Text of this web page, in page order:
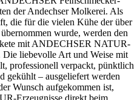
der Andechser Molkerei. Als
die für die vielen Kühe der über
wurde, werden den
mit ANDECHSER NATUR-
Die liebevolle Art und Weise mit
professionell verpackt, pünktlich
gekühlt – ausgeliefert werden
Wunsch aufgekommen ist,
Erzeugnisse direkt beim